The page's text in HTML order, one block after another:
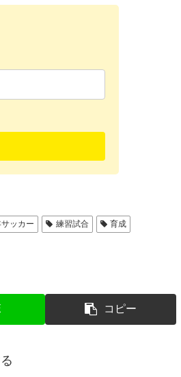
ッカー 練習試合 育成
コピー